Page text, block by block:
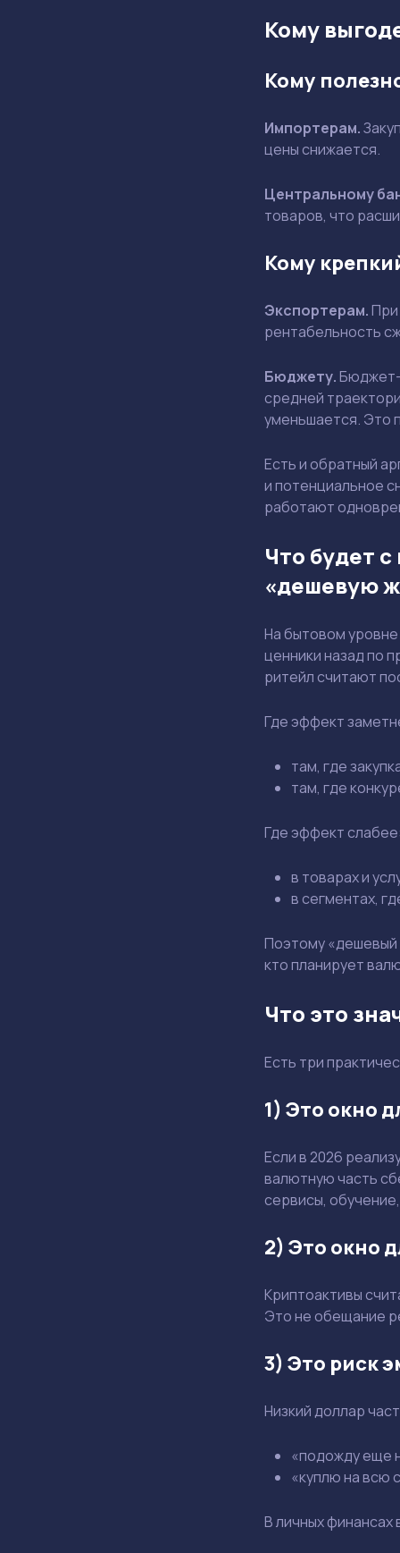
Кому
Кому
Импортерам.
цены снижается.
Центральному
товаров, что
Кому
Экспортерам.При
рентабельность
Бюджету.Бюджет-
средней
уменьшается. Это
Есть и обратный
и потенциальное
работают
Что будет
«дешевую
На бытовом уровне
ценники назад по
ритейл считают
Где эффект
там, где
там, где
Где эффект
в товарах и
в сегментах,
Поэтому «дешевый
кто планирует
Что это
Есть три
1) Это окно
Если в 2026
валютную часть
сервисы,
2) Это окно
Криптоактивы
Это не обещание
3) Это риск
Низкий доллар
«подожду еще
«куплю на всю
В личных